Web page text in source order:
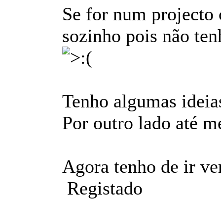
Se for num
sozinho pois não
Tenho algumas
Por outro lado até
Agora tenho de ir
Registado